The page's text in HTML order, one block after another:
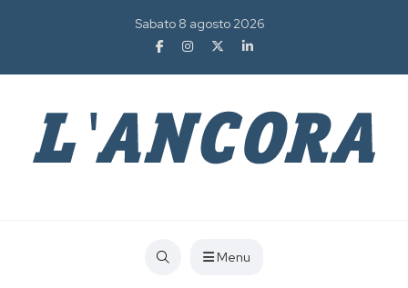
Sabato 8 agosto 2026
Menu